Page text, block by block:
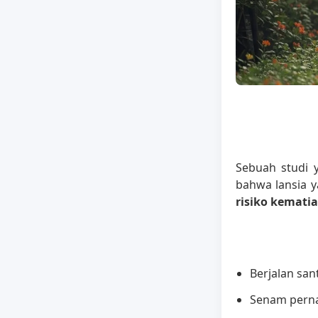
Sebuah studi
bahwa lansia
risiko
Berjalan
Senam